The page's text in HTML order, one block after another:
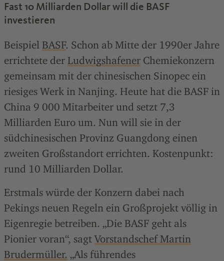
Fast 10 Milliarden Dollar will die BASF
investieren
Beispiel BASF. Schon ab Mitte der 1990er Jahre
errichtete der Ludwigshafener Chemiekonzern
gemeinsam mit der chinesischen Sinopec ein
riesiges Werk in Nanjing. Heute hat die BASF in
China 9 000 Mitarbeiter und setzt 7,3
Milliarden Euro um. Nun will sie in der
südchinesischen Provinz Guangdong einen
zweiten Großstandort errichten. Kostenpunkt:
rund 10 Milliarden Dollar.
Erstmals würde der Konzern dabei nach
Pekings neuen Regeln ein Großprojekt völlig in
Eigenregie betreiben. „Die BASF geht als
Pionier voran“, sagtVorstandschef Martin
Brudermüller. „Als führendes